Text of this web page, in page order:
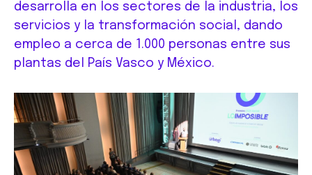
desarrolla en los sectores de la industria, los
servicios y la transformación social, dando
empleo a cerca de 1.000 personas entre sus
plantas del País Vasco y México.